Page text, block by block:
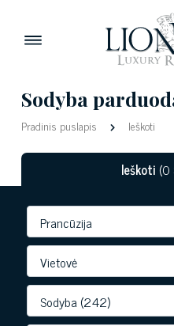
Sodyba
Pradinis puslapis Ieškoti
Ieškoti (0